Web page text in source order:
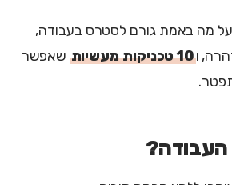
מה באמת גורם לסטרס בעבודה,
ו10 טכניקות מעשיות
שאפשר
העבודה?